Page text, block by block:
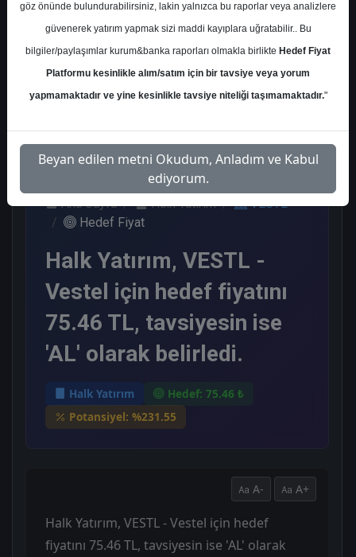
2
2
Ana Sayfa Halk Yatırım
VESTL
Hedef Fiyat
Halk Yatırım, VESTL -
Vestel için hedef fiyatını
75.46 TL, tavsiyesin ise
'AL' olarak belirledi.
Halk Yatırım
Hedef: 75.46 ₺
Potansiyel: %231.55
A- A+
Halk Yatırım, VESTL - Vestel için hedef
fiyatını 75.46 TL, tavsiyesin ise 'AL' olarak
göz önünde bulundurabilirsiniz, lakin yalnızca bu raporlar veya analizlere
güvenerek yatırım yapmak sizi maddi kayıplara uğratabilir.. Bu
bilgiler/paylaşımlar kurum&banka raporları olmakla birlikte Hedef Fiyat
Platformu kesinlikle alım/satım için bir tavsiye veya yorum
yapmamaktadır ve yine kesinlikle tavsiye niteliği taşımamaktadır."
Beyan edilen metni Okudum, Anladım ve Kabul
ediyorum.